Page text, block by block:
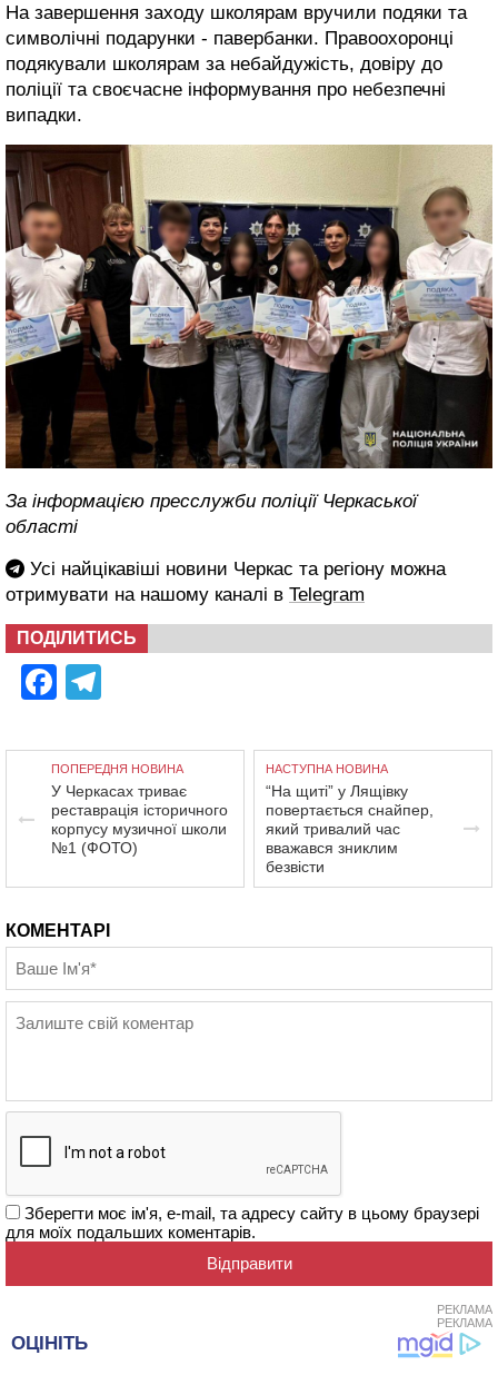
На завершення заходу школярам вручили подяки та
символічні подарунки - павербанки. Правоохоронці
подякували школярам за небайдужість, довіру до
поліції та своєчасне інформування про небезпечні
випадки.
За інформацією пресслужби поліції Черкаської
області
Усі найцікавіші новини Черкас та регіону можна
отримувати на нашому каналі в Telegram
ПОДІЛИТИСЬ
Facebook
ПОПЕРЕДНЯ НОВИНА
У Черкасах триває
реставрація історичного
корпусу музичної школи
№1 (ФОТО)
НАСТУПНА НОВИНА
“На щиті” у Лящівку
повертається снайпер,
який тривалий час
вважався зниклим
безвісти
КОМЕНТАРІ
Зберегти моє ім'я, e-mail, та адресу сайту в цьому браузері
для моїх подальших коментарів.
РЕКЛАМА
РЕКЛАМА